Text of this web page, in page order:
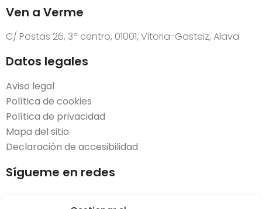
Ven a Verme
C/ Postas 26, 3º centro, 01001, Vitoria-Gasteiz, Alava
Datos legales
Aviso legal
Política de cookies
Política de privacidad
Mapa del sitio
Declaración de accesibilidad
Sígueme en redes